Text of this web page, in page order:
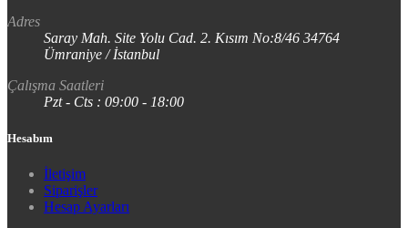
Adres
Saray Mah. Site Yolu Cad. 2. Kısım No:8/46 34764
Ümraniye / İstanbul
Çalışma Saatleri
Pzt - Cts : 09:00 - 18:00
Hesabım
İletişim
Siparişler
Hesap Ayarları